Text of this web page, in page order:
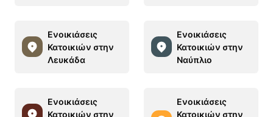
Ενοικιάσεις
Κατοικιών στην
Λευκάδα
Ενοικιάσεις
Κατοικιών στην
Ναύπλιο
Ενοικιάσεις
Κατοικιών στην
Ενοικιάσεις
Κατοικιών στην